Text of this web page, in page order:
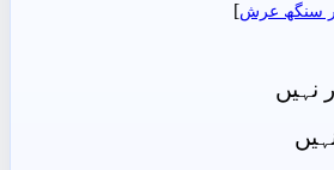
سنگھ عرش]
نہیں